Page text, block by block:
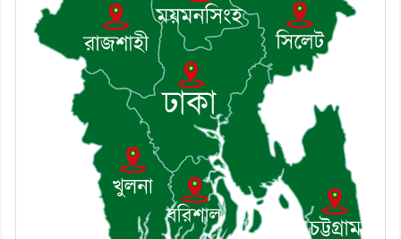
৮। মেঘনায় আইন-শৃঙ্খলা কমিটির
মাসিক সভা অনুষ্ঠিত
৯। জাতীয় নেতা ড. খন্দকার
মোশাররফ হোসেনের মূল্যায়ন কোথায়
এবং একটি বিশ্লেষণ
১০। দাউদকান্দিতে ইউপি সদস্যকে
মারধরের চেষ্টা ও প্রাণনাশের হুমকির
অভিযোগ